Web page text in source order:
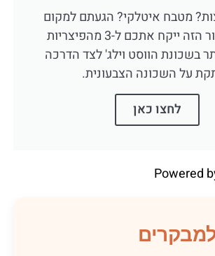
מטבח איטלקי? הגעתם למקום
הנכון. הסיור הזה ייקח אתכם ל-3 מהפיצריות
בשכונת הווסט וילג' לצד הדרכה
על השכונה הצבעונית.
לחצו כאן
Powered